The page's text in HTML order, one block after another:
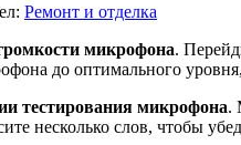
Ремонт и отделка
микрофона.
до оптимального
тестирования микрофона.
несколько слов, чтобы